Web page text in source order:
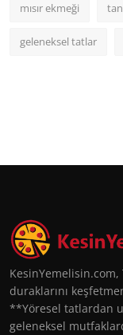
mısır ekmeği
geleneksel tatlar
duraklarını
**Yöresel tatlardan
geleneksel